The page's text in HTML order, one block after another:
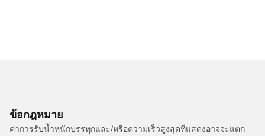
ข้อกฎหมาย
ค่าการรับน้ำหนักบรรทุกและ/หรือความเร็วสูงสุดที่แสดงอาจจะแตก